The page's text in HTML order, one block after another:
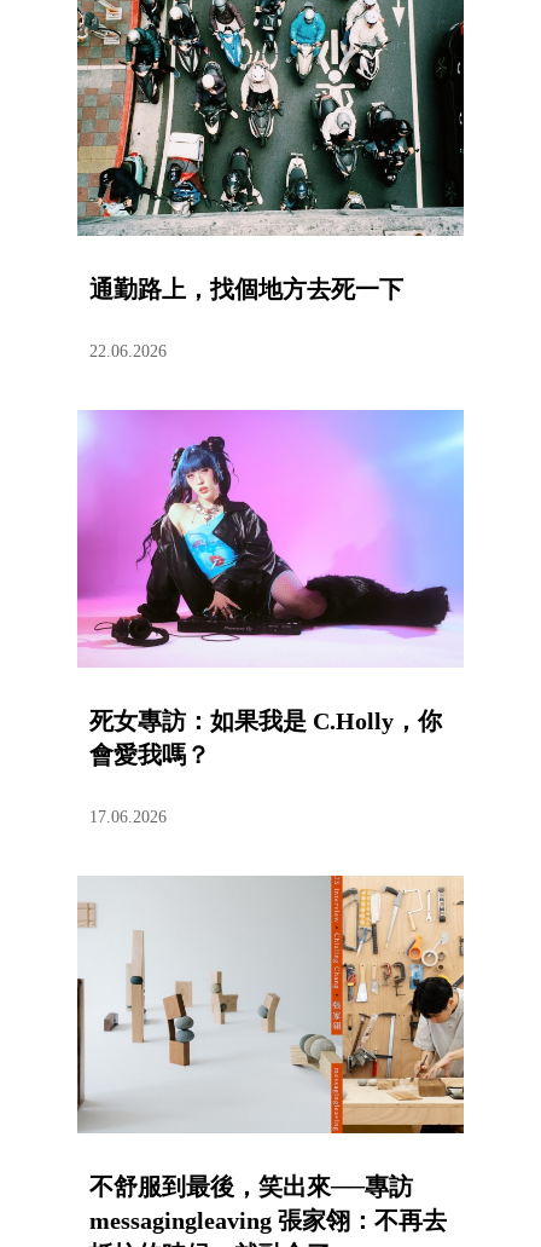
通勤路上，找個地方去死一下
22.06.2026
死女專訪：如果我是 C.Holly，你
會愛我嗎？
17.06.2026
不舒服到最後，笑出來──專訪
messagingleaving 張家翎：不再去